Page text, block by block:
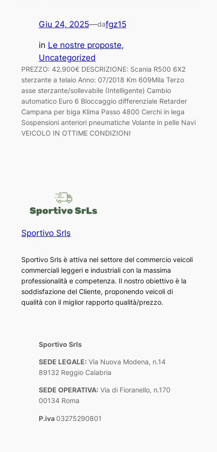
Giu 24, 2025—dafgz15
in Le nostre proposte
Uncategorized
PREZZO: 42.900€ DESCRIZIONE: Scania R500 6X2
sterzante a telaio Anno: 07/2018 Km 609Mila Terzo
asse sterzante/sollevabile (Intelligente) Cambio
automatico Euro 6 Bloccaggio differenziale Retarder
Campana per biga Klima Passo 4800 Cerchi in lega
Sospensioni anteriori pneumatiche Volante in pelle Navi
VEICOLO IN OTTIME CONDIZIONI
Sportivo Srls
Sportivo Srls è attiva nel settore del commercio veicoli
commerciali leggeri e industriali con la massima
professionalità e competenza. Il nostro obiettivo è la
soddisfazione del Cliente, proponendo veicoli di
qualità con il miglior rapporto qualità/prezzo.
Sportivo Srls
SEDE LEGALE:Via Nuova Modena, n.14
89132 Reggio Calabria
SEDE OPERATIVA:Via di Fioranello, n.170
00134 Roma
P.iva 03275290801